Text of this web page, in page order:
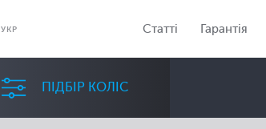
УКР Статті Гарантія
ПІДБІР КОЛІС